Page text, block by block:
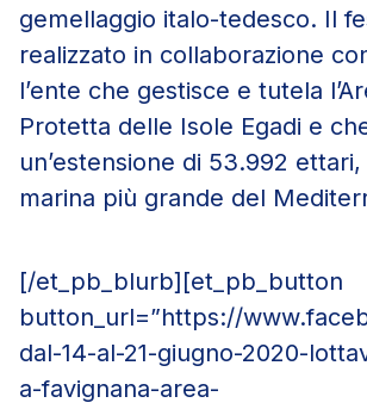
gemellaggio italo-tedesco. Il
realizzato in collaborazione
l’ente che gestisce e tutela
Protetta delle Isole Egadi e
un’estensione di 53.992
marina più grande del
[/et_pb_blurb][et_pb_button
button_url=”https://
dal-14-al-21-giugno-2020-
a-favignana-area-